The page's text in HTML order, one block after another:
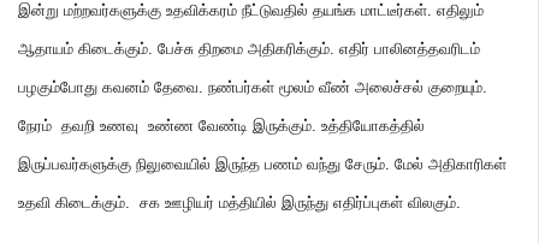
இன்று மற்றவர்களுக்கு உதவிக்கரம் நீட்டுவதில் தயங்க மாட்டீர்கள். எதிலும்
ஆதாயம் கிடைக்கும். பேச்சு திறமை அதிகரிக்கும். எதிர் பாலினத்தவரிடம்
பழகும்போது கவனம் தேவை. நண்பர்கள் மூலம் வீண் அலைச்சல் குறையும்.
நேரம் தவறி உணவு உண்ண வேண்டி இருக்கும். உத்தியோகத்தில்
இருப்பவர்களுக்கு நிலுவையில் இருந்த பணம் வந்து சேரும். மேல் அதிகாரிகள்
உதவி கிடைக்கும். சக ஊழியர் மத்தியில் இருந்து எதிர்ப்புகள் விலகும்.